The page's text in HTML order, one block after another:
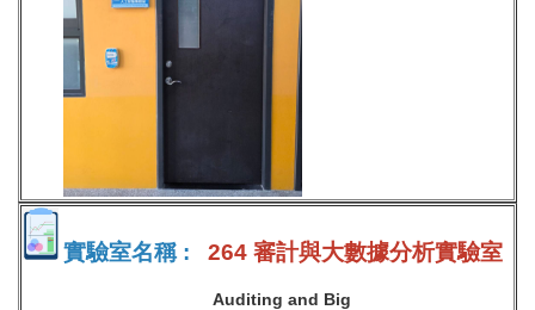
實驗室名稱 : 264 審計與大數據分析實驗室
Auditing and Big